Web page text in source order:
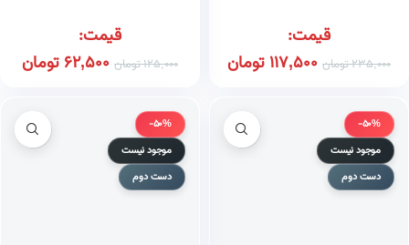
قیمت:
235,000تومان 117,500تومان
قیمت:
125,000تومان 62,500 تومان
-50%
موجود نیست
دست دوم
-50%
موجود نیست
دست دوم